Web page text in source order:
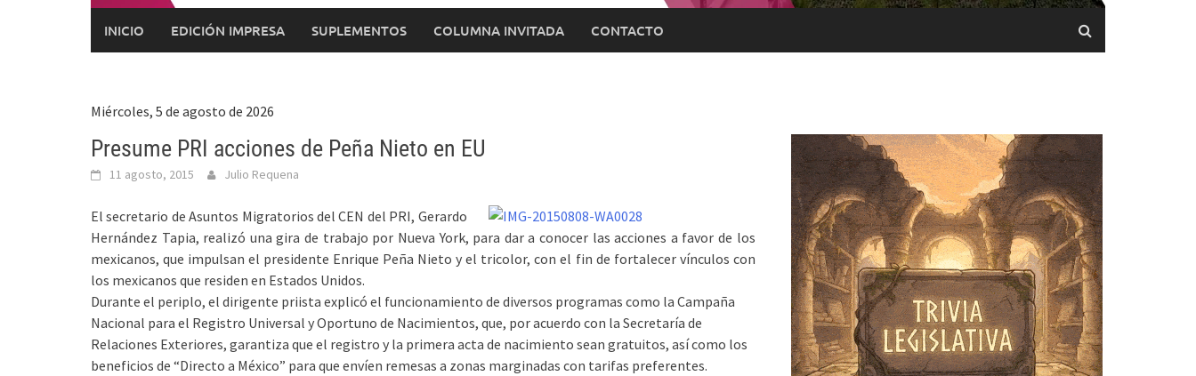
INICIO EDICIÓN IMPRESA SUPLEMENTOS COLUMNA INVITADA CONTACTO
Miércoles, 5 de agosto de 2026
Presume PRI acciones de Peña Nieto en EU
11 agosto, 2015 Julio Requena
El secretario de Asuntos Migratorios del CEN del PRI, Gerardo
Hernández Tapia, realizó una gira de trabajo por Nueva York, para dar a conocer las acciones a favor de los
mexicanos, que impulsan el presidente Enrique Peña Nieto y el tricolor, con el fin de fortalecer vínculos con
los mexicanos que residen en Estados Unidos.
Durante el periplo, el dirigente priista explicó el funcionamiento de diversos programas como la Campaña
Nacional para el Registro Universal y Oportuno de Nacimientos, que, por acuerdo con la Secretaría de
Relaciones Exteriores, garantiza que el registro y la primera acta de nacimiento sean gratuitos, así como los
beneficios de “Directo a México” para que envíen remesas a zonas marginadas con tarifas preferentes.